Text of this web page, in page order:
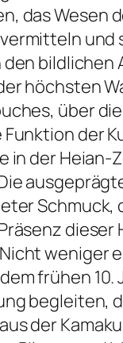
das Wesen
und
höchsten
über
der
in der Heian-
Schmuck,
dieser
weniger
frühen
begleiten,
der